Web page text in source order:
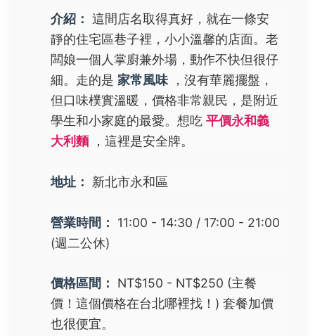
介紹： 這間店名取得真好，就在一條安
靜的住宅區巷子裡，小小溫馨的店面。老
闆娘一個人掌廚兼外場，動作不快但很仔
細。走的是 家常風味 ，沒有華麗擺盤，
但口味樸實溫暖，價格非常親民，是附近
學生和小家庭的最愛。想吃 平價永和義
大利麵 ，這裡是安全牌。
地址： 新北市永和區
營業時間：
11:00 - 14:30 / 17:00 - 21:00
(週二公休)
價格區間：
NT$150 - NT$250 (主餐
價！這個價格在台北哪裡找！) 套餐加價
也很便宜。